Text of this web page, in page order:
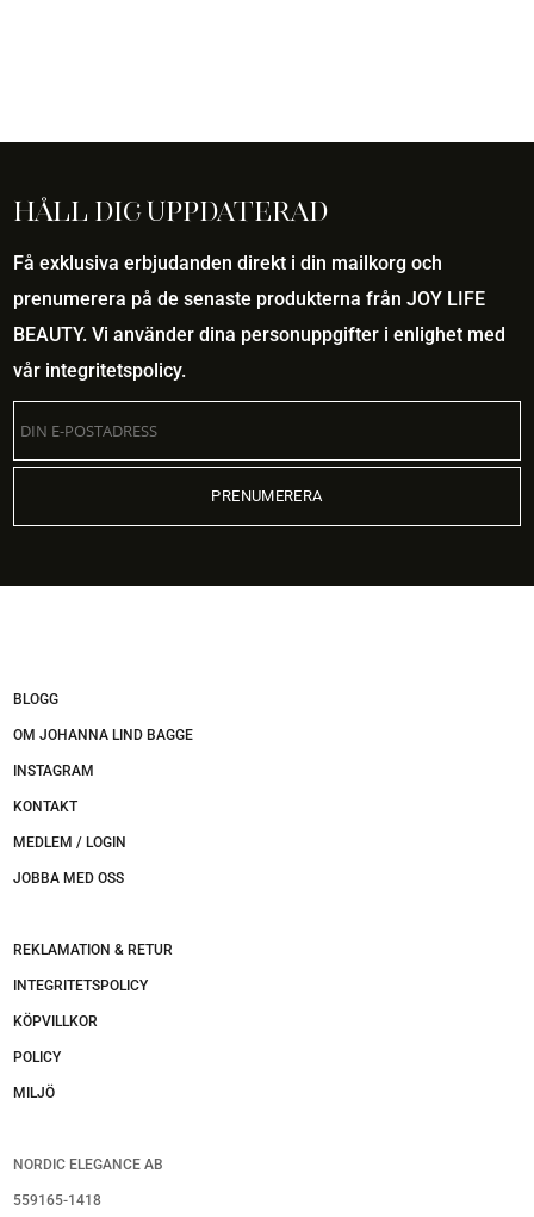
Håll dig uppdaterad
Få exklusiva erbjudanden direkt i din mailkorg och
prenumerera på de senaste produkterna från JOY LIFE
BEAUTY. Vi använder dina personuppgifter i enlighet med
vår integritetspolicy.
BLOGG
OM JOHANNA LIND BAGGE
INSTAGRAM
KONTAKT
MEDLEM / LOGIN
JOBBA MED OSS
REKLAMATION & RETUR
INTEGRITETSPOLICY
KÖPVILLKOR
POLICY
MILJÖ
NORDIC ELEGANCE AB
559165-1418